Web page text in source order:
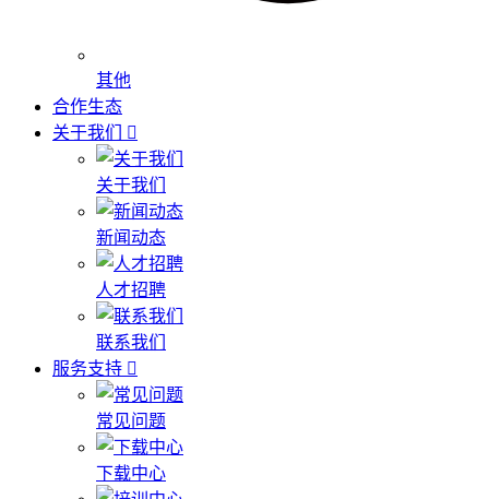
其他
合作生态
关于我们
关于我们
新闻动态
人才招聘
联系我们
服务支持
常见问题
下载中心